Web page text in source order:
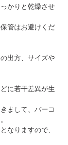
かりと乾燥させ
管はお避けくだ
出方、サイズや
に若干差異が生
まして、バーコ
なりますので、